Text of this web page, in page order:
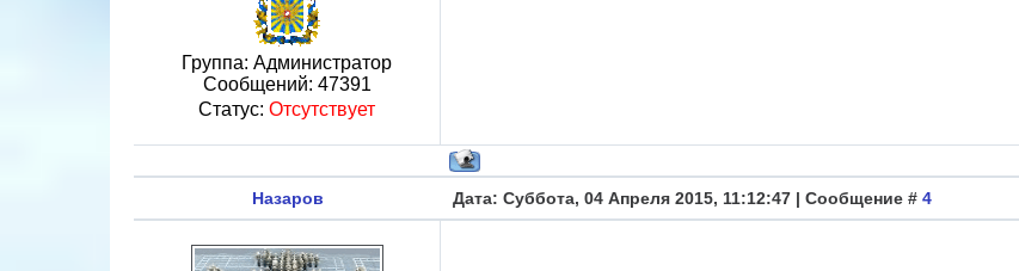
Группа: Администратор
Сообщений: 47391
Статус: Отсутствует
Назаров Дата: Суббота, 04 Апреля 2015, 11:12:47 | Сообщение # 4